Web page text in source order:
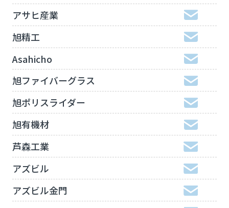
アサヒ産業
旭精工
Asahicho
旭ファイバーグラス
旭ポリスライダー
旭有機材
芦森工業
アズビル
アズビル金門